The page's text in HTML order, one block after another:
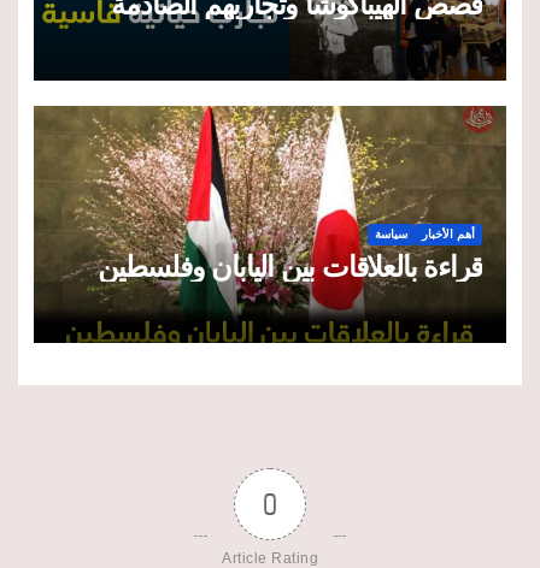
أهم الأخبار سياسة
قراءة بالعلاقات بين اليابان وفلسطين
0
Article Rating